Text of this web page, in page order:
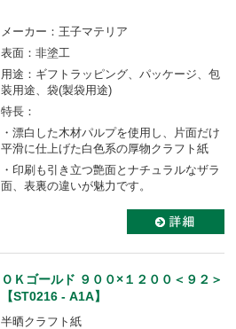
メーカー：王子マテリア
表面：非塗工
用途：ギフトラッピング、パッケージ、包
装用途、袋(製袋用途)
特長：
・漂白した木材パルプを使用し、片面だけ
平滑に仕上げた白色系の厚物クラフト紙
・印刷も引き立つ艶面とナチュラルなザラ
面、表裏の違いが魅力です。
ＯＫゴールド ９００×１２００＜９２＞
【ST0216 - A1A】
半晒クラフト紙